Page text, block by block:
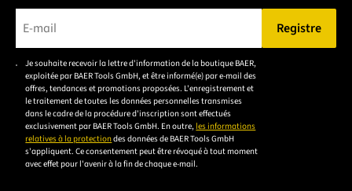
Veuillez saisir une adresse e-mail valide.
Registre
Je souhaite recevoir la lettre d'information de la boutique BAER,
exploitée par BAER Tools GmbH, et être informé(e) par e-mail des
offres, tendances et promotions proposées. L'enregistrement et
le traitement de toutes les données personnelles transmises
dans le cadre de la procédure d'inscription sont effectués
exclusivement par BAER Tools GmbH. En outre, les informations
relatives à la protectiondes données de BAER Tools GmbH
s'appliquent. Ce consentement peut être révoqué à tout moment
avec effet pour l'avenir à la fin de chaque e-mail.